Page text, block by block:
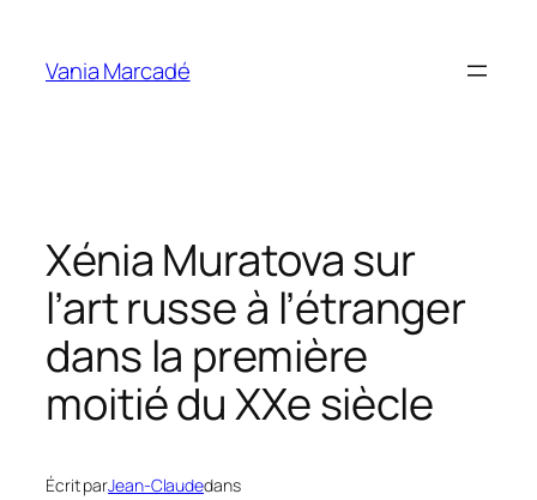
contenu
Vania Marcadé
Xénia Muratova sur
l’art russe à l’étranger
dans la première
moitié du XXe siècle
Écrit parJean-Claudedans